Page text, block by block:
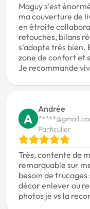
Maguy s'est
ma couverture de
en étroite
retouches, bilans
s'adapte très bien.
zone de confort et
Je recommande
A
Andrée
Particulier
Très, contente de
remarquable sur
besoin de
décor enlever ou
photos je vs la